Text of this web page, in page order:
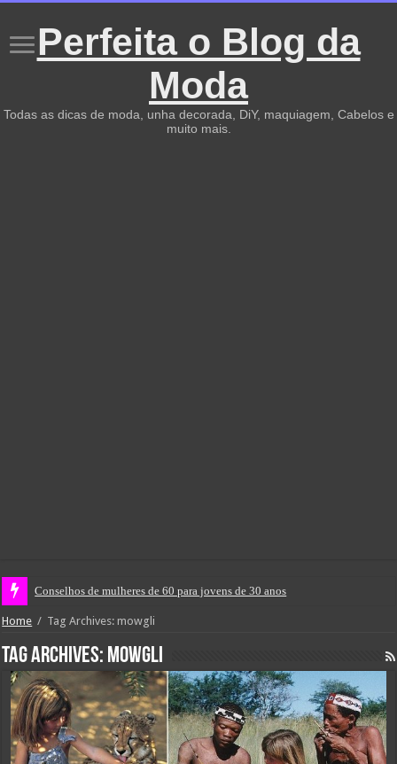
Perfeita o Blog da
Moda
Todas as dicas de moda, unha decorada, DiY, maquiagem, Cabelos e
muito mais.
Conselhos de mulheres de 60 para jovens de 30 anos
Home / Tag Archives: mowgli
Tag Archives: mowgli